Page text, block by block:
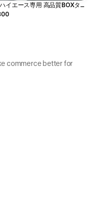
イエース専用 高品質BOXタイ
ムベッドキット標準用
commerce better for